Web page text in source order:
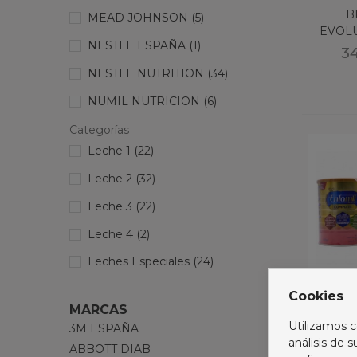
MEAD JOHNSON (5)
NESTLE ESPAÑA (1)
NESTLE NUTRITION (34)
NUMIL NUTRICION (6)
NUTRICIA
NUTRITION & SANTE
ORDESA(7)
STORCK IB
VIVENTIE(1)
Categorías
Leche 1 (22)
Leche 2 (32)
Leche 3 (22)
Leche 4 (2)
Leches Especiales (24)
MARCAS
3M ESPAÑA
ABBOTT DIAB
Cookies
Utilizamos
análisis de